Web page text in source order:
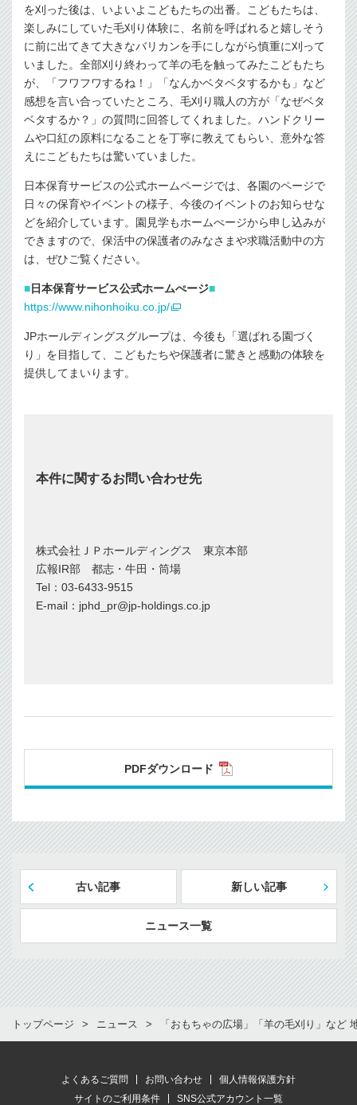
を刈った後は、いよいよこどもたちの出番。こどもたちは、
楽しみにしていた毛刈り体験に、名前を呼ばれると嬉しそう
に前に出てきて大きなバリカンを手にしながら慎重に刈って
いました。全部刈り終わって羊の毛を触ってみたこどもたち
が、「フワフワするね！」「なんかベタベタするかも」など
感想を言い合っていたところ、毛刈り職人の方が「なぜベタ
ベタするか？」の質問に回答してくれました。ハンドクリー
ムや口紅の原料になることを丁寧に教えてもらい、意外な答
えにこどもたちは驚いていました。
日本保育サービスの公式ホームページでは、各園のページで
日々の保育やイベントの様子、今後のイベントのお知らせな
どを紹介しています。園見学もホームぺージから申し込みが
できますので、保活中の保護者のみなさまや求職活動中の方
は、ぜひご覧ください。
■日本保育サービス公式ホームぺージ■
https://www.nihonhoiku.co.jp/
JPホールディングスグループは、今後も「選ばれる園づく
り」を目指して、こどもたちや保護者に驚きと感動の体験を
提供してまいります。
本件に関するお問い合わせ先
株式会社ＪＰホールディングス 東京本部
広報IR部 都志・牛田・筒場
Tel：03-6433-9515
E-mail：jphd_pr@jp-holdings.co.jp
PDFダウンロード
古い記事 新しい記事
ニュース一覧
トップページ ニュース 「おもちゃの広場」「羊の毛刈り」など
よくあるご質問 お問い合わせ
個人情報保護方針
サイトのご利用条件
SNS公式アカウント一覧